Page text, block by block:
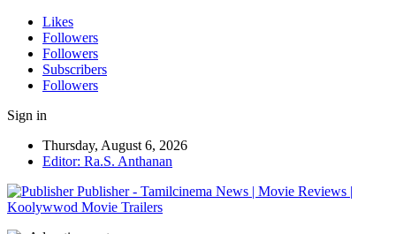
Likes
Followers
Followers
Subscribers
Followers
Sign in
Thursday, August 6, 2026
Editor: Ra.S. Anthanan
Publisher - Tamilcinema News | Movie Reviews |
Koolywwod Movie Trailers